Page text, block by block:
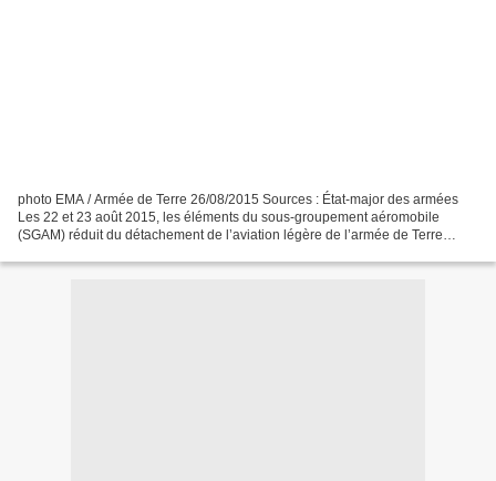
photo EMA / Armée de Terre 26/08/2015 Sources : État-major des armées
Les 22 et 23 août 2015, les éléments du sous-groupement aéromobile
(SGAM) réduit du détachement de l’aviation légère de l’armée de Terre